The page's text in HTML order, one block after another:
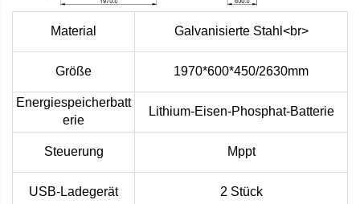
Material Galvanisierte Stahl<br>
Größe 1970*600*450/2630mm
Energiespeicherbatt
erie
Lithium-Eisen-Phosphat-Batterie
Steuerung Mppt
USB-Ladegerät 2 Stück